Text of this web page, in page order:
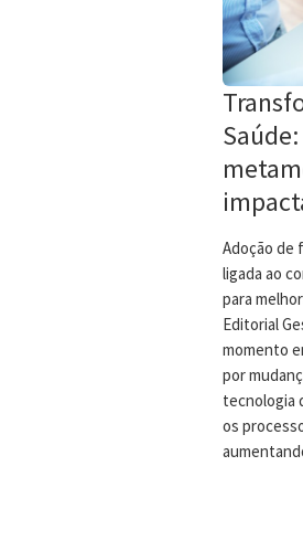
Adoção de
ligada ao
para
Editorial
momento
por
tecnologia
os